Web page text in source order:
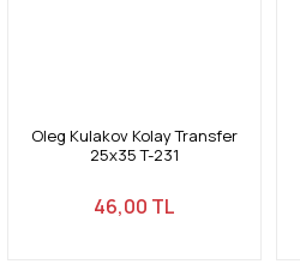
Oleg Kulakov Kolay Transfer
25x35 T-231
46,00 TL